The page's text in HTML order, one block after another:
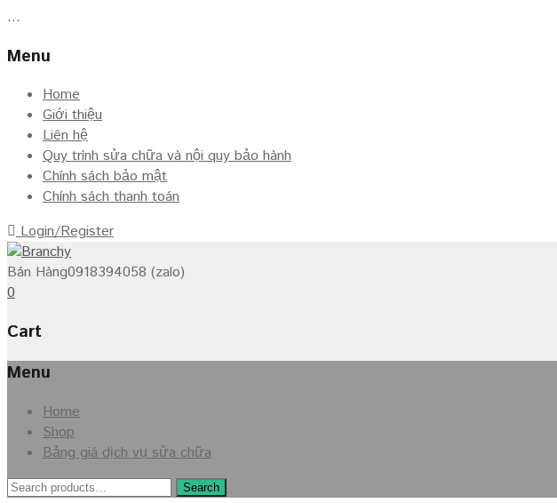
...
Menu
Home
Giới thiệu
Liên hệ
Quy trình sửa chữa và nội quy bảo hành
Chính sách bảo mật
Chính sách thanh toán
Login/Register
Bán Hàng0918394058 (zalo)
0
Cart
Menu
Skip
content
Home
Shop
Bảng giá dịch vụ sửa chữa
Search
Search